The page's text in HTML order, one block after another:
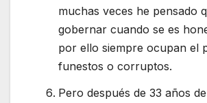
muchas veces he pensado
gobernar cuando se es
por ello siempre ocupan el
funestos o corruptos.
Pero después de 33 años